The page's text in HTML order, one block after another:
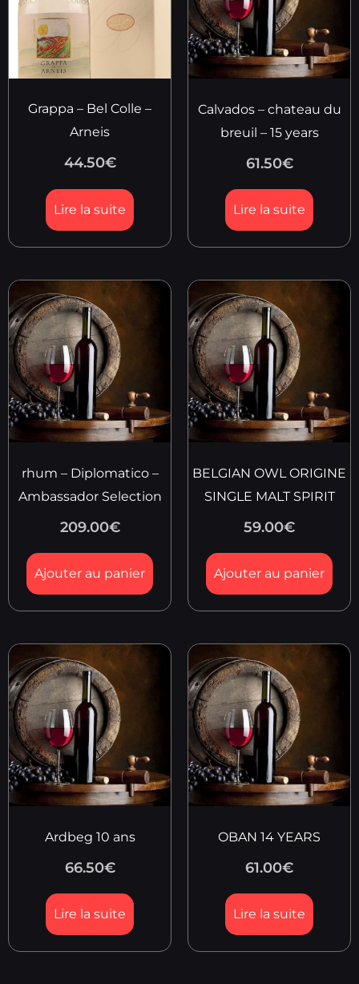
Grappa – Bel Colle –
Arneis
44.50€
Lire la suite
Calvados – chateau du
breuil – 15 years
61.50€
Lire la suite
rhum – Diplomatico –
Ambassador Selection
209.00€
Ajouter au panier
BELGIAN OWL ORIGINE
SINGLE MALT SPIRIT
59.00€
Ajouter au panier
Ardbeg 10 ans
66.50€
Lire la suite
OBAN 14 YEARS
61.00€
Lire la suite